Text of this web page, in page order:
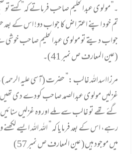
۔”مولوی عبدالحلیم صاحب فرماتے کہ”کہتے
تم خود اپنے اعتراض کا جواب دو! اس کے
جواب دیتے تو مولوی عبدالحلیم صاحب
(عین المعارف ص نمبر 41)۔
مرزااسداللہ غالب :” حضرت (آسی علیہ
غزلیں مولوی عبدالصمد صاحب کودے دی
گئے تھے تو غالب سے ملے اور وہ غزلیں
رہے، اس کے بعد فرمایا کہ ” اللہ اللہ ایسے
میں موجود ہیں( عین المعارف ص نمبر 57)